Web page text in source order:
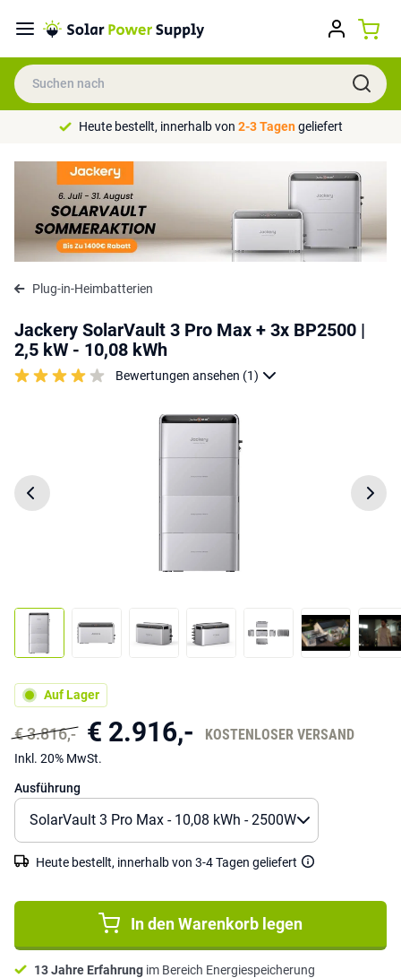
Heute bestellt, innerhalb von 2-3 Tagengeliefert
Plug-in-Heimbatterien
Jackery SolarVault 3 Pro Max + 3x BP2500 |
2,5 kW - 10,08 kWh
Bewertungen ansehen (1)
Auf Lager
€ 3.816,- € 2.916,- KOSTENLOSER VERSAND
Inkl. 20% MwSt.
Ausführung
Heute bestellt, innerhalb von 3-4 Tagen geliefert
In den Warenkorb legen
13 Jahre Erfahrung im Bereich Energiespeicherung